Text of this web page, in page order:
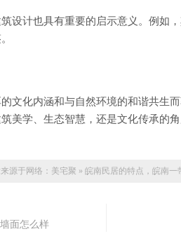
设计也具有重要的启示意义。例如
文化内涵和与自然环境的和谐共生
美学、生态智慧，还是文化传承的
源于网络： 美宅聚 » 皖南民居的特点，皖南一
面怎么样